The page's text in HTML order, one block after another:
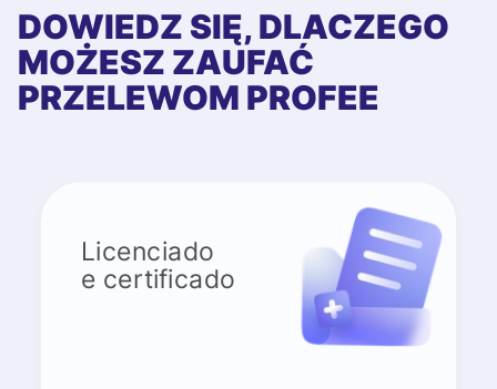
DOWIEDZ SIĘ, DLACZEGO
MOŻESZ ZAUFAĆ
PRZELEWOM PROFEE
Licenciado
e certificado